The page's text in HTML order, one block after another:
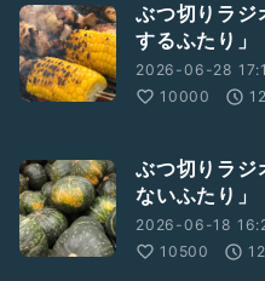
ぶつ切りラ
するふたり」
2026-06-28
10000
ぶつ切りラ
ないふたり」
2026-06-18
10500